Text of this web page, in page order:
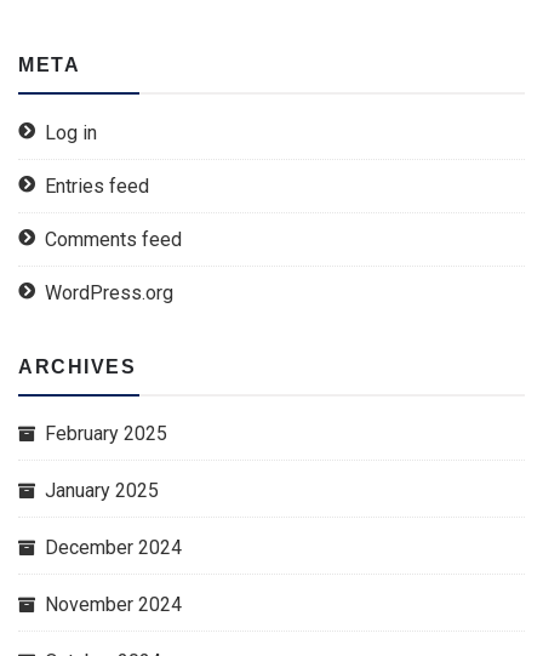
META
Log in
Entries feed
Comments feed
WordPress.org
ARCHIVES
February 2025
January 2025
December 2024
November 2024